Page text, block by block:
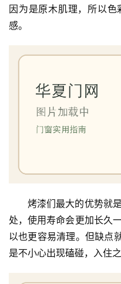
首
因为是原木肌理，所以
感。
烤漆们最大的优势就
处，使用寿命会更加长久
以也更容易清理。但缺点
是不小心出现磕碰，入住